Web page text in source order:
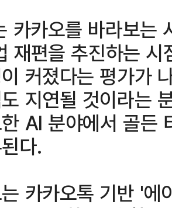
카카오를 바라보는
재편을 추진하는
커졌다는 평가가
지연될 것이라는
AI 분야에서 골든
다.
카카오톡 기반 '